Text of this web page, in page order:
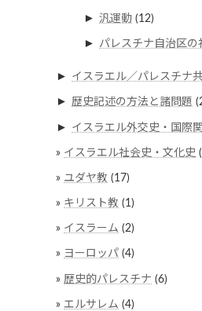
► 汎運動 (12)
► パレスチナ自治区の
► イスラエル／パレスチナ
► 歴史記述の方法と諸問題
► イスラエル外交史・国際
イスラエル社会史・文化史
ユダヤ教 (17)
キリスト教 (1)
イスラーム (2)
ヨーロッパ (4)
歴史的パレスチナ (6)
エルサレム (4)